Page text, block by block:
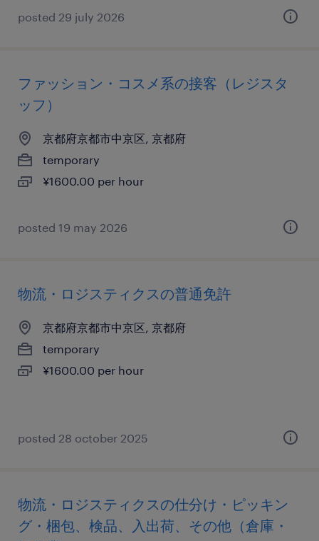
posted 29 july 2026
ファッション・コスメ系の接客（レジスタ
ッフ）
京都府京都市中京区, 京都府
temporary
¥1600.00 per hour
posted 19 may 2026
物流・ロジスティクスの普通免許
京都府京都市中京区, 京都府
temporary
¥1600.00 per hour
posted 28 october 2025
物流・ロジスティクスの仕分け・ピッキン
グ・梱包、検品、入出荷、その他（倉庫・